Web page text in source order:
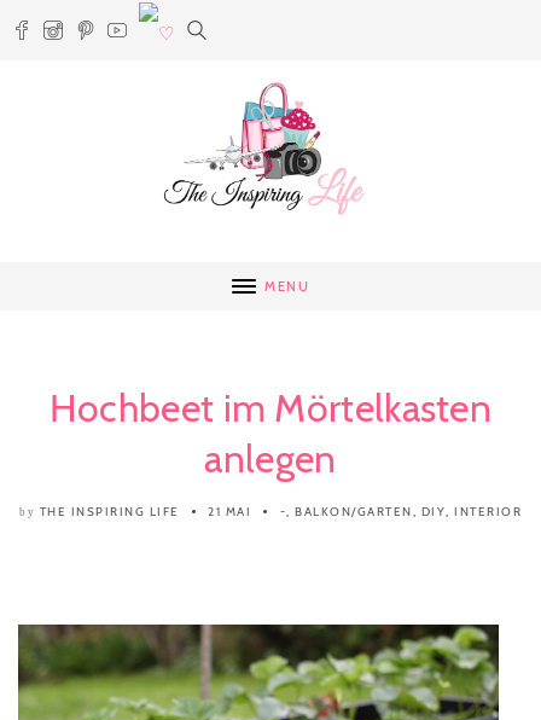
MENU
Hochbeet im Mörtelkasten
anlegen
by THE INSPIRING LIFE 21 MAI -, BALKON/GARTEN, DIY, INTERIOR